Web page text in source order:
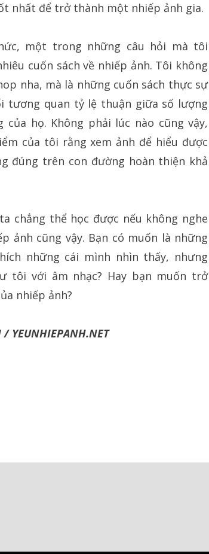
nhất để trở thành một nhiếp ảnh gia.
một trong những câu hỏi mà tôi
cuốn sách về nhiếp ảnh. Tôi không
nha, mà là những cuốn sách thực sự
tương quan tỷ lệ thuận giữa số lượng
họ. Không phải lúc nào cũng vậy,
của tôi rằng xem ảnh để hiểu được
đúng trên con đường hoàn thiện khả
chẳng thể học được nếu không nghe
ảnh cũng vậy. Bạn có muốn là những
những cái mình nhìn thấy, nhưng
tôi với âm nhạc? Hay bạn muốn trở
nhiếp ảnh?
YEUNHIEPANH.NET